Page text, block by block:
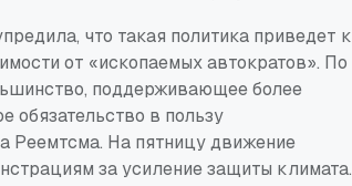
что такая политика приведет к
от «ископаемых автократов». По
поддерживающее более
обязательство в пользу
Реемтсма. На пятницу движение
за усиление защиты климата.